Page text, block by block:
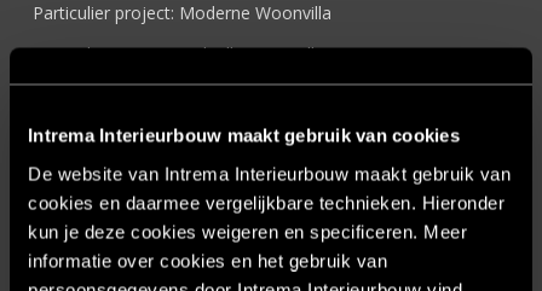
Intrema Interieurbouw maakt gebruik van cookies
De website van Intrema Interieurbouw maakt gebruik van
cookies en daarmee vergelijkbare technieken. Hieronder
kun je deze cookies weigeren en specificeren. Meer
informatie over cookies en het gebruik van
Particulier project: Moderne Woonvilla
Particulier project: Stijlvolle Woonvilla
Projecten
Referenties
Samenwerken
Sensire